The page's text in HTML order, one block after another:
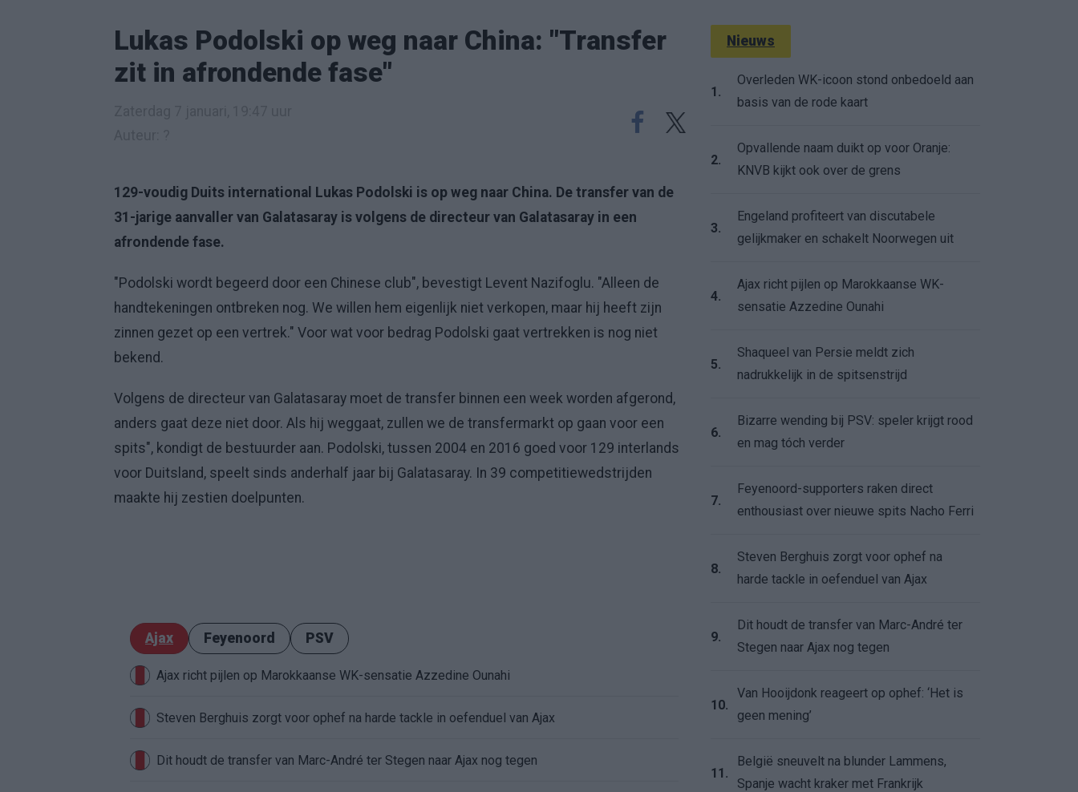
Lukas Podolski op weg naar China: "Transfer
zit in afrondende fase"
129-voudig Duits international Lukas Podolski is op weg naar China. De transfer van de
31-jarige aanvaller van Galatasaray is volgens de directeur van Galatasaray in een
afrondende fase.
"Podolski wordt begeerd door een Chinese club", bevestigt Levent Nazifoglu. "Alleen de
handtekeningen ontbreken nog. We willen hem eigenlijk niet verkopen, maar hij heeft zijn
zinnen gezet op een vertrek." Voor wat voor bedrag Podolski gaat vertrekken is nog niet
bekend.
Volgens de directeur van Galatasaray moet de transfer binnen een week worden afgerond,
anders gaat deze niet door. Als hij weggaat, zullen we de transfermarkt op gaan voor een
spits", kondigt de bestuurder aan. Podolski, tussen 2004 en 2016 goed voor 129 interlands
voor Duitsland, speelt sinds anderhalf jaar bij Galatasaray. In 39 competitiewedstrijden
maakte hij zestien doelpunten.
Ajax Feyenoord PSV
Ajax richt pijlen op Marokkaanse WK-sensatie Azzedine Ounahi
Steven Berghuis zorgt voor ophef na harde tackle in oefenduel van Ajax
Dit houdt de transfer van Marc-André ter Stegen naar Ajax nog tegen
Nieuws
1.
Overleden WK-icoon stond onbedoeld aan
basis van de rode kaart
2.
Opvallende naam duikt op voor Oranje:
KNVB kijkt ook over de grens
3.
Engeland profiteert van discutabele
gelijkmaker en schakelt Noorwegen uit
4.
Ajax richt pijlen op Marokkaanse WK-
sensatie Azzedine Ounahi
5.
Shaqueel van Persie meldt zich
nadrukkelijk in de spitsenstrijd
6.
Bizarre wending bij PSV: speler krijgt rood
en mag tóch verder
7.
Feyenoord-supporters raken direct
enthousiast over nieuwe spits Nacho Ferri
8.
Steven Berghuis zorgt voor ophef na
harde tackle in oefenduel van Ajax
9.
Dit houdt de transfer van Marc-André ter
Stegen naar Ajax nog tegen
10.
Van Hooijdonk reageert op ophef: ‘Het is
geen mening’
11.
België sneuvelt na blunder Lammens,
Spanje wacht kraker met Frankrijk